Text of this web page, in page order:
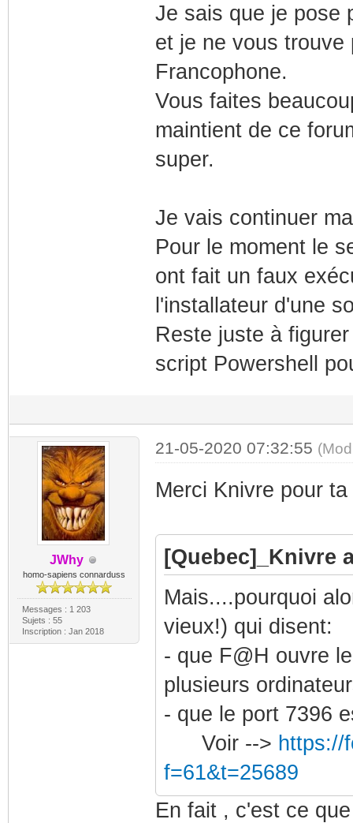
Je sais que je pose
et je ne vous trouve
Francophone.
Vous faites
maintient de ce
super.
Je vais continuer
Pour le moment le
ont fait un faux
l'installateur d'une
Reste juste à
script Powershell
JWhy
homo-sapiens connarduss
Messages : 1 203
Sujets : 55
Inscription : Jan 2018
21-05-2020 07:32:55
Merci Knivre pour
[Quebec]_Knivre
Mais....pourquoi
vieux!) qui disent:
- que F@H ouvre
plusieurs
- que le port 7396
Voir --> https://
f=61&t=25689
En fait , c'est ce